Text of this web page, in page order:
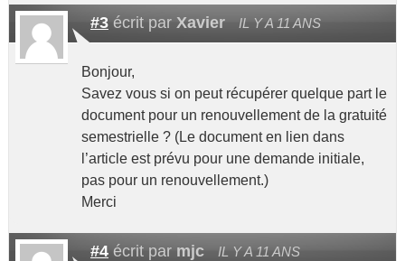
#3écrit par Xavier IL Y A 11 ANS
Bonjour,
Savez vous si on peut récupérer quelque part le
document pour un renouvellement de la gratuité
semestrielle ? (Le document en lien dans
l’article est prévu pour une demande initiale,
pas pour un renouvellement.)
Merci
#4écrit par mjc IL Y A 11 ANS